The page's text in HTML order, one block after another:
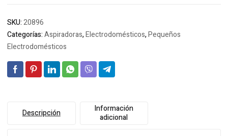
SKU:20896
Categorías:Aspiradoras,Electrodomésticos,Pequeños
Electrodomésticos
Descripción
Información
adicional